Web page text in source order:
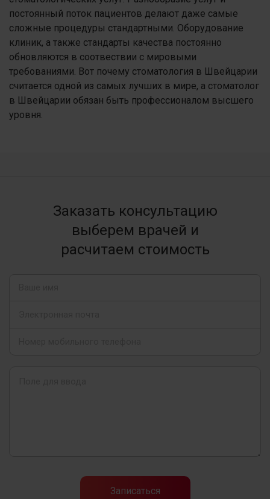
постоянный поток пациентов делают даже самые
сложные процедуры стандартными. Оборудование
клиник, а также стандарты качества постоянно
обновляются в соотвествии с мировыми
требованиями. Вот почему стоматология в Швейцарии
считается одной из самых лучших в мире, а стоматолог
в Швейцарии обязан быть профессионалом высшего
уровня.
Заказать консультацию
выберем врачей и
расчитаем стоимость